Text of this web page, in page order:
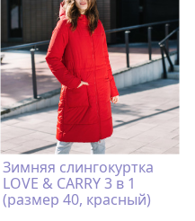
Зимняя слингокуртка
LOVE & CARRY 3 в 1
(размер 40, красный)